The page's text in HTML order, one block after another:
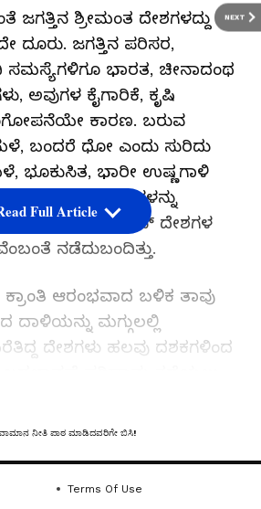
NEXT
ಶ್ರೀಮಂತ ದೇಶಗಳದ್ದು
ದೂರು. ಜಗತ್ತಿನ ಪರಿಸರ,
ಭಾರತ, ಚೀನಾದಂಥ
ಅವುಗಳ ಕೈಗಾರಿಕೆ, ಕೃಷಿ
ಕಾರಣ. ಬರುವ
ಬಂದರೆ ಧೋ ಎಂದು ಸುರಿದು
ಭೂಕುಸಿತ, ಭಾರೀ ಉಷ್ಣಗಾಳಿ
ಮತ್ತು ಬಡ ದೇಶಗಳನ್ನು
ಯುರೋಪ್‌ ದೇಶಗಳ
ನಡೆದುಬಂದಿತ್ತು.
ಕ್ರಾಂತಿ ಆರಂಭವಾದ ಬಳಿಕ ತಾವು
ಮಗ್ಗುಲಲ್ಲಿ
ದೇಶಗಳು ಹಲವು ದಶಕಗಳಿಂದ
ಗುಂಪುಗಳನ್ನು
Full Article
ನೀತಿ ಪಾಠ ಮಾಡಿದವರಿಗೇ ಬಿಸಿ!
Terms Of Use